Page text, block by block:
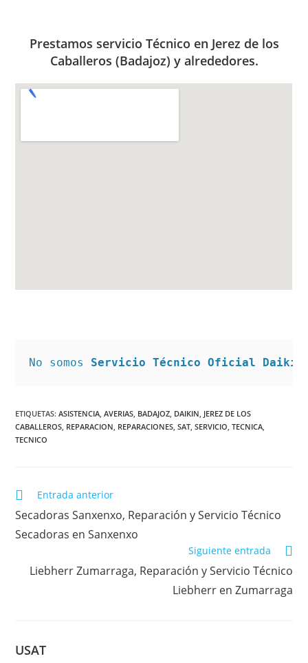
Prestamos servicio Técnico en Jerez de los
Caballeros (Badajoz) y alrededores.
No somos Servicio Técnico Oficial Daikin
ETIQUETAS:ASISTENCIA, AVERIAS, BADAJOZ, DAIKIN, JEREZ DE LOS
CABALLEROS, REPARACION, REPARACIONES, SAT, SERVICIO, TECNICA,
TECNICO
Leer
artículos
Entrada anterior
Secadoras Sanxenxo, Reparación y Servicio Técnico
Secadoras en Sanxenxo
Siguiente entrada
Liebherr Zumarraga, Reparación y Servicio Técnico
Liebherr en Zumarraga
USAT